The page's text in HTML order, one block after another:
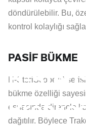
H-
döndürülebilir. Bu,
kontrol kolaylığı
PASİF BÜKME
H-SteriScope™
bükme özelliği
esnasında dirençle
dağıtılır. Böylece